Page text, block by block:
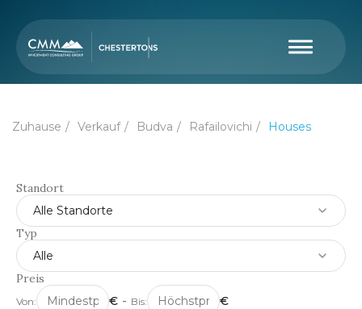
Zuhause Verkauf Budva Rafailovichi Houses
Standort
Alle Standorte
Typ
Alle
Preis
Von: € - Bis:
€